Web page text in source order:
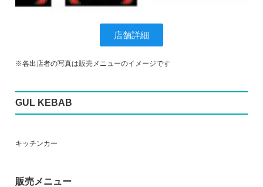
店舗詳細
※各出店者の写真は販売メニューのイメージです
GUL KEBAB
キッチンカー
販売メニュー